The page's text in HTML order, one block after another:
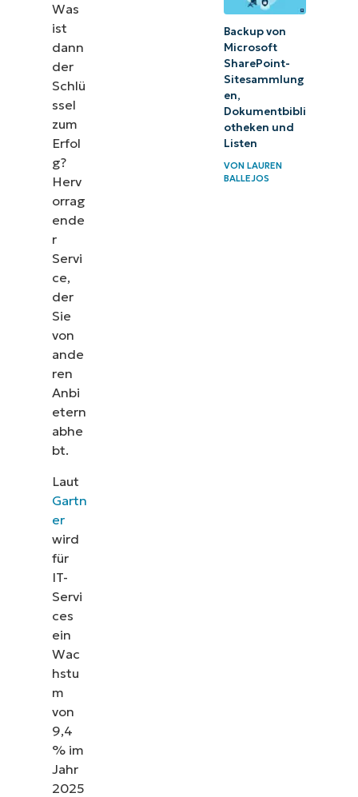
Was
ist
dann
der
Schlü
ssel
zum
Erfol
g?
Herv
orrag
ende
r
Servi
ce,
der
Sie
von
ande
ren
Anbi
etern
abhe
bt.
Laut
Gartn
er
wird
für
IT-
Servi
ces
ein
Wac
hstu
m
von
9,4
% im
Jahr
2025
Backup von
Microsoft
SharePoint-
Sitesammlung
en,
Dokumentbibli
otheken und
Listen
VON LAUREN
BALLEJOS